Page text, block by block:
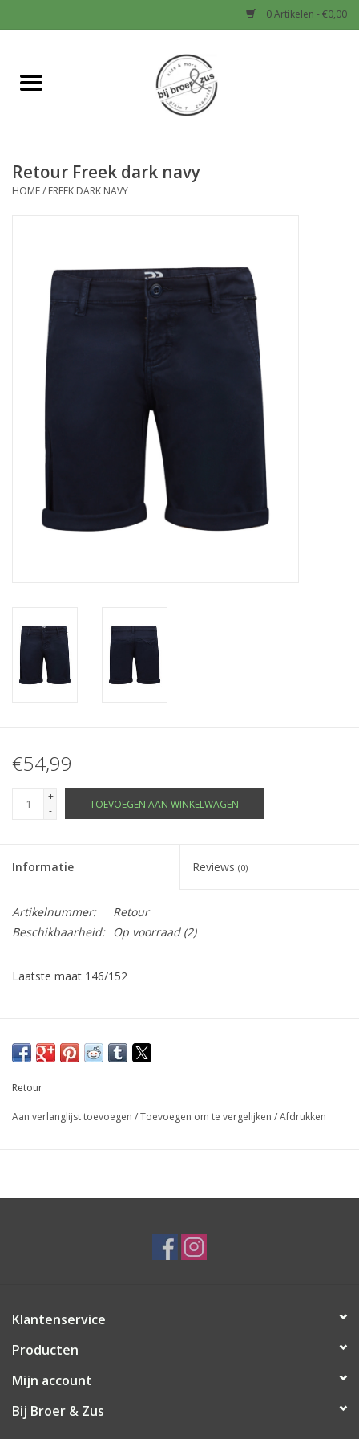
0 Artikelen - €0,00
Home
Baby
Schoenen en Tassen
Speelgoed
Merken
Cadeaubon
Retour Freek dark navy
HOME/ FREEK DARK NAVY
€54,99
+
-
TOEVOEGEN AAN WINKELWAGEN
Informatie Reviews (0)
Artikelnummer:
Retour
Beschikbaarheid:
Op voorraad(2)
Laatste maat 146/152
Retour
Aan verlanglijst toevoegen /Toevoegen om te vergelijken /Afdrukken
Klantenservice
Producten
Mijn account
Bij Broer & Zus